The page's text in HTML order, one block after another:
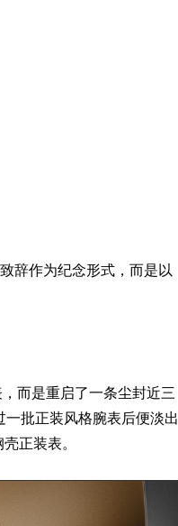
辞作为纪念形式，而是以
而是重启了一条尘封近三
批正装风格腕表后便淡出
正装表。